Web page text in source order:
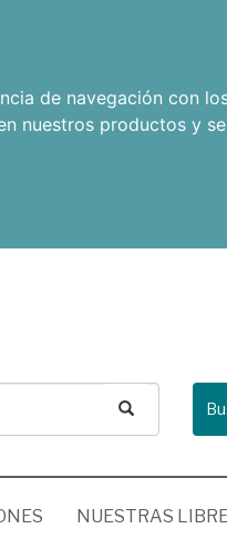
de navegación con
nuestros productos y
NUESTRAS